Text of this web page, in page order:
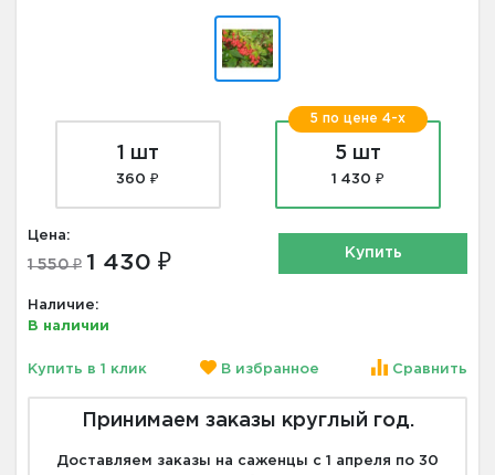
1 шт
360 ₽
5 по цене 4-х
5 шт
1 430 ₽
Цена:
1 550 ₽ 1 430 ₽
Наличие:
В наличии
Купить
Купить в 1 клик В избранное Сравнить
Принимаем заказы круглый год.
Доставляем заказы на саженцы с 1 апреля по 30